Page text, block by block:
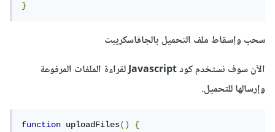
}
سحب وإسقاط ملف التحميل بالجافاسكريبت
الآن سوف نستخدم كود Javascript لقراءة الملفات المرفوعة
وإرسالها للتحميل.
function uploadFiles()
{